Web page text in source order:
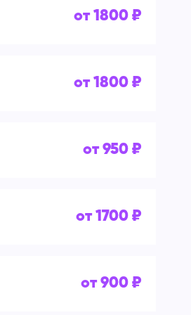
от 1800 ₽
от 1800 ₽
от 950 ₽
от 1700 ₽
от 900 ₽